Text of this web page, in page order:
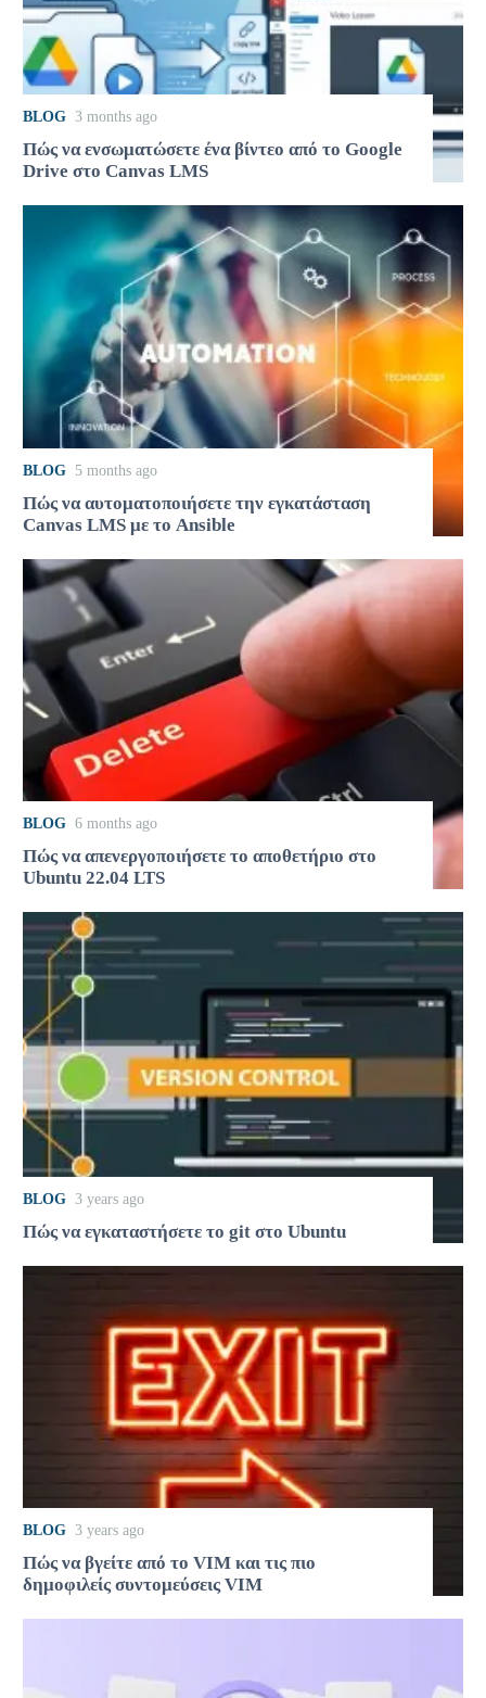
BLOG 3 months ago
Πώς να ενσωματώσετε ένα βίντεο από το Google
Drive στο Canvas LMS
BLOG 5 months ago
Πώς να αυτοματοποιήσετε την εγκατάσταση
Canvas LMS με το Ansible
BLOG 6 months ago
Πώς να απενεργοποιήσετε το αποθετήριο στο
Ubuntu 22.04 LTS
BLOG 3 years ago
Πώς να εγκαταστήσετε το git στο Ubuntu
BLOG 3 years ago
Πώς να βγείτε από το VIM και τις πιο
δημοφιλείς συντομεύσεις VIM